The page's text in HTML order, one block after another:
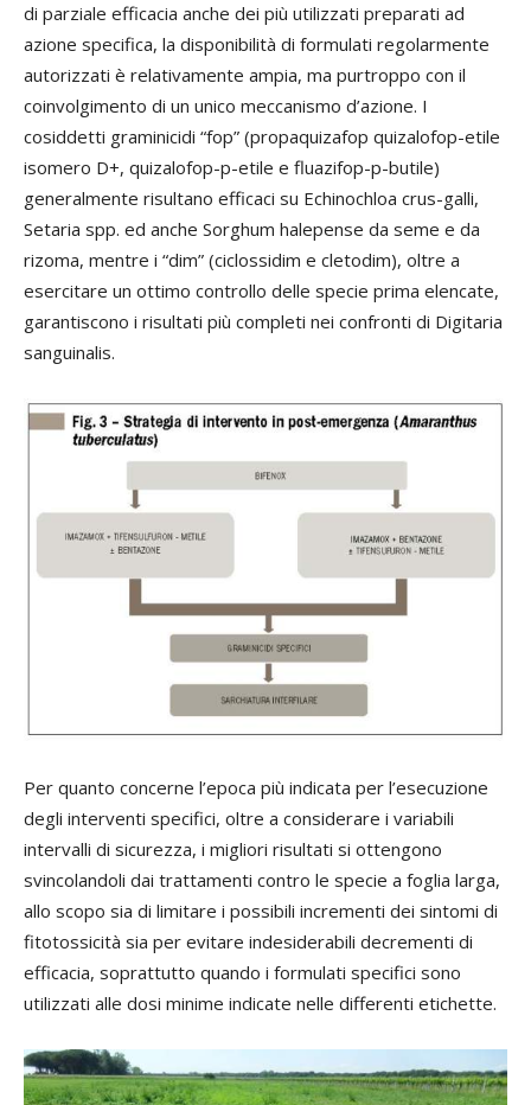
di parziale efficacia anche dei più utilizzati preparati ad
azione specifica, la disponibilità di formulati regolarmente
autorizzati è relativamente ampia, ma purtroppo con il
coinvolgimento di un unico meccanismo d’azione. I
cosiddetti graminicidi “fop” (propaquizafop quizalofop-etile
isomero D+, quizalofop-p-etile e fluazifop-p-butile)
generalmente risultano efficaci su Echinochloa crus-galli,
Setaria spp. ed anche Sorghum halepense da seme e da
rizoma, mentre i “dim” (ciclossidim e cletodim), oltre a
esercitare un ottimo controllo delle specie prima elencate,
garantiscono i risultati più completi nei confronti di Digitaria
sanguinalis.
Per quanto concerne l’epoca più indicata per l’esecuzione
degli interventi specifici, oltre a considerare i variabili
intervalli di sicurezza, i migliori risultati si ottengono
svincolandoli dai trattamenti contro le specie a foglia larga,
allo scopo sia di limitare i possibili incrementi dei sintomi di
fitotossicità sia per evitare indesiderabili decrementi di
efficacia, soprattutto quando i formulati specifici sono
utilizzati alle dosi minime indicate nelle differenti etichette.